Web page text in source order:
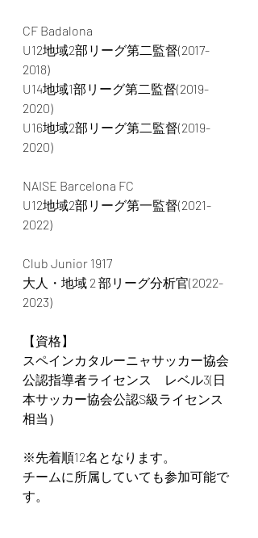
CF Badalona
U12地域2部リーグ第二監督(2017-
2018)
U14地域1部リーグ第二監督(2019-
2020)
U16地域2部リーグ第二監督(2019-
2020)
NAISE Barcelona FC
U12地域2部リーグ第一監督(2021-
2022)
Club Junior 1917
大人・地域 2 部リーグ分析官(2022-
2023)
【資格】
スペインカタルーニャサッカー協会
公認指導者ライセンス　レベル3(日
本サッカー協会公認S級ライセンス
相当）
※先着順12名となります。
チームに所属していても参加可能で
す。